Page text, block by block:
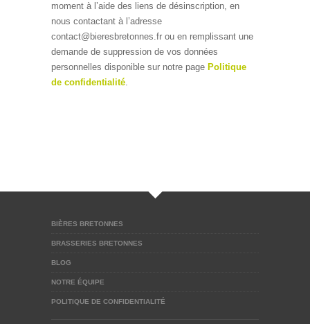
moment à l’aide des liens de désinscription, en
nous contactant à l’adresse
contact@bieresbretonnes.fr ou en remplissant une
demande de suppression de vos données
personnelles disponible sur notre page Politique
de confidentialité.
BIÈRES BRETONNES
BRASSERIES BRETONNES
BLOG
NOTRE ÉQUIPE
POLITIQUE DE CONFIDENTIALITÉ